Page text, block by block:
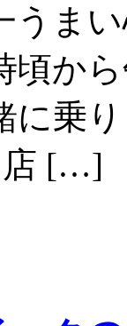
うま
頃か
に乗
店 […]